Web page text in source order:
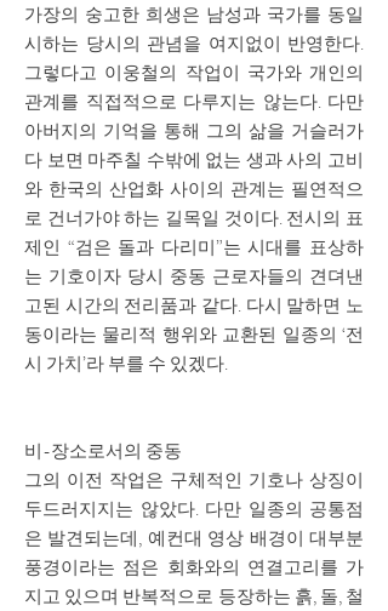
가장의 숭고한 희생은 남성과 국가를 동일
시하는 당시의 관념을 여지없이 반영한다.
그렇다고 이웅철의 작업이 국가와 개인의
관계를 직접적으로 다루지는 않는다. 다만
아버지의 기억을 통해 그의 삶을 거슬러가
다 보면 마주칠 수밖에 없는 생과 사의 고비
와 한국의 산업화 사이의 관계는 필연적으
로 건너가야 하는 길목일 것이다. 전시의 표
제인 “검은 돌과 다리미”는 시대를 표상하
는 기호이자 당시 중동 근로자들의 견뎌낸
고된 시간의 전리품과 같다. 다시 말하면 노
동이라는 물리적 행위와 교환된 일종의 ‘전
시 가치’라 부를 수 있겠다.
비-장소로서의 중동
그의 이전 작업은 구체적인 기호나 상징이
두드러지지는 않았다. 다만 일종의 공통점
은 발견되는데, 예컨대 영상 배경이 대부분
풍경이라는 점은 회화와의 연결고리를 가
지고 있으며 반복적으로 등장하는 흙, 돌, 철